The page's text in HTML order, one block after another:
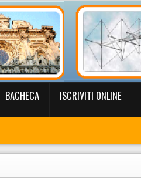
BACHECA ISCRIVITI ONLINE